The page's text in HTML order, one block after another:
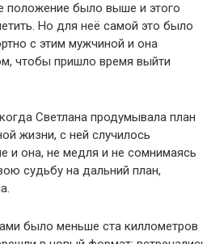
положение было выше и этого
Но для неё самой это было
с этим мужчиной и она
чтобы пришло время выйти
Светлана продумывала план
жизни, с ней случилось
и она, не медля и не сомнимаясь
судьбу на дальний план,
было меньше ста киллометров